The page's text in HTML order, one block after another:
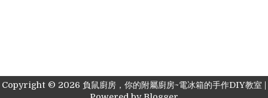
Copyright © 2026 負鼠廚房，你的附屬廚房~電冰箱的手作DIY教室 |